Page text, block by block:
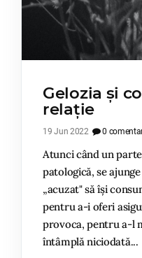
Gelozia și
relație
19 Jun 2022 0
Atunci când un
patologică, se
„acuzat" să își
pentru a-i oferi
provoca, pentru a-l
întâmplă niciodată...